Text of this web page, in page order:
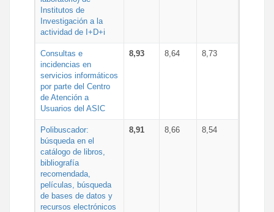
Institutos de
Investigación a la
actividad de I+D+i
Consultas e
incidencias en
servicios informáticos
por parte del Centro
de Atención a
Usuarios del ASIC
8,93 8,64 8,73
Polibuscador:
búsqueda en el
catálogo de libros,
bibliografía
recomendada,
películas, búsqueda
de bases de datos y
recursos electrónicos
8,91 8,66 8,54